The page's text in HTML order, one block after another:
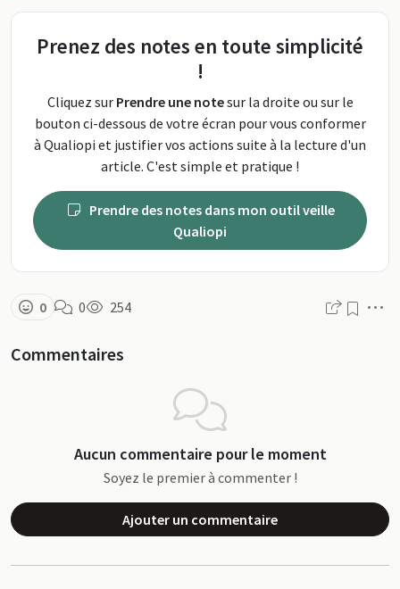
Prenez des notes en toute simplicité
!
Cliquez sur Prendre une notesur la droite ou sur le
bouton ci-dessous de votre écran pour vous conformer
à Qualiopi et justifier vos actions suite à la lecture d'un
article. C'est simple et pratique !
Qualiopi
0 0 254
Commentaires
Aucun commentaire pour le moment
Soyez le premier à commenter !
Ajouter un commentaire